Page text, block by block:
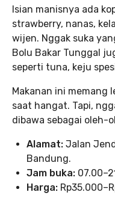
Isian manisnya ada
strawberry, nanas,
wijen. Nggak suka
Bolu Bakar Tunggal
seperti tuna, keju
Makanan ini memang
saat hangat. Tapi,
dibawa sebagai oleh-
Alamat: Jalan
Bandung.
Jam buka:
Harga: